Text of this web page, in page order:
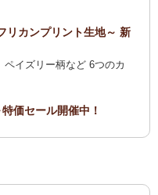
カンプリント生地～ 新
イズリー柄など 6つのカ
価セール開催中！
シークレットセール】ワケ
ア産コーヒー・紅茶・ス